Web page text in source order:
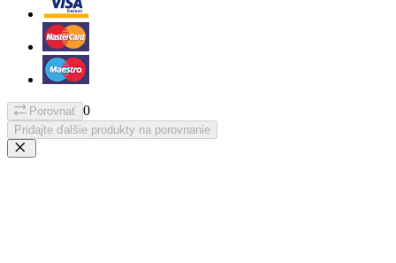
Porovnať 0
Pridajte ďalšie produkty na porovnanie